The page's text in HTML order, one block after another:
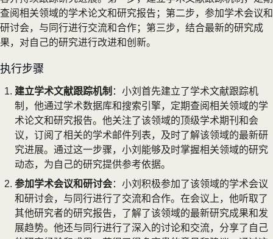
查阅相关领域的学术论文和研究报告；第二步，参加学术会议和
研讨会，与同行进行交流和合作；第三步，结合最新的研究成
果，对自己的研究进行改进和创新。
执行步骤
建立学术文献跟踪机制 ：小刘首先建立了学术文献跟踪机
制，他通过学术数据库和搜索引擎，定期查阅相关领域的学
术论文和研究报告。他关注了该领域的顶级学术期刊和会
议，订阅了相关的学术邮件列表，及时了解该领域的最新研
究进展。通过这一步骤，小刘能够及时掌握相关领域的研究
动态，为自己的研究提供参考依据。
参加学术会议和研讨会：小刘积极参加了该领域的学术会议
和研讨会，与同行进行了交流和合作。在会议上，他听取了
其他研究者的研究报告，了解了该领域的最新研究成果和发
展趋势。他还与同行进行了深入的讨论和交流，分享了自己